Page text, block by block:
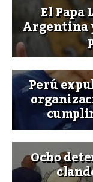
El
Argentina
Perú
Ocho